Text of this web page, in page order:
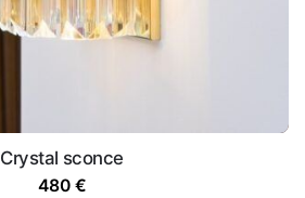
Crystal sconce
480 €